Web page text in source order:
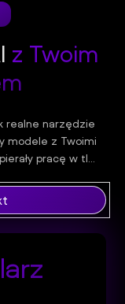
z Twoim
realne narzędzie
pracę w tle,